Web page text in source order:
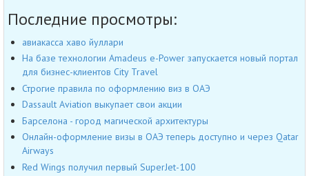
Последние просмотры:
авиакасса хаво йуллари
На базе технологии Amadeus e-Power запускается новый портал
для бизнес-клиентов City Travel
Строгие правила по оформлению виз в ОАЭ
Dassault Aviation выкупает свои акции
Барселона - город магической архитектуры
Онлайн-оформление визы в ОАЭ теперь доступно и через Qatar
Airways
Red Wings получил первый SuperJet-100